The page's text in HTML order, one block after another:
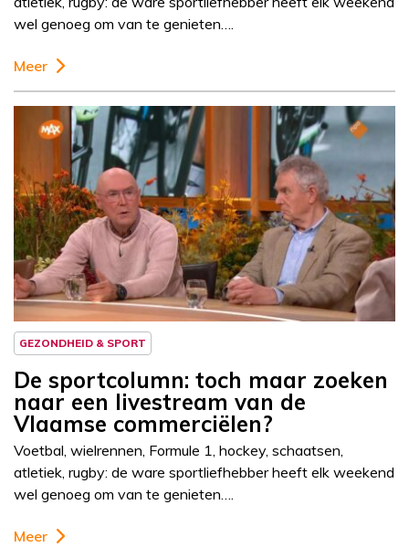
wel genoeg om van te genieten….
Meer
Column
Sportcolumn
GEZONDHEID & SPORT
De sportcolumn: toch maar zoeken
naar een livestream van de
Vlaamse commerciëlen?
Voetbal, wielrennen, Formule 1, hockey, schaatsen,
atletiek, rugby: de ware sportliefhebber heeft elk weekend
wel genoeg om van te genieten….
Meer